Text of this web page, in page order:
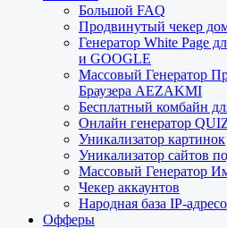
Большой FAQ
Продвинутый чекер
Генератор White Page
и GOOGLE
Массовый Генератор
Браузера AEZAKMI
Бесплатный комбайн
Онлайн генератор
Уникализатор картинок
Уникализатор сайтов
Массовый Генератор
Чекер аккаунтов
Народная база IP-
Офферы